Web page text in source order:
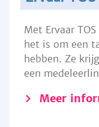
Met Ervaar
het is om een
hebben. Ze
een
Meer